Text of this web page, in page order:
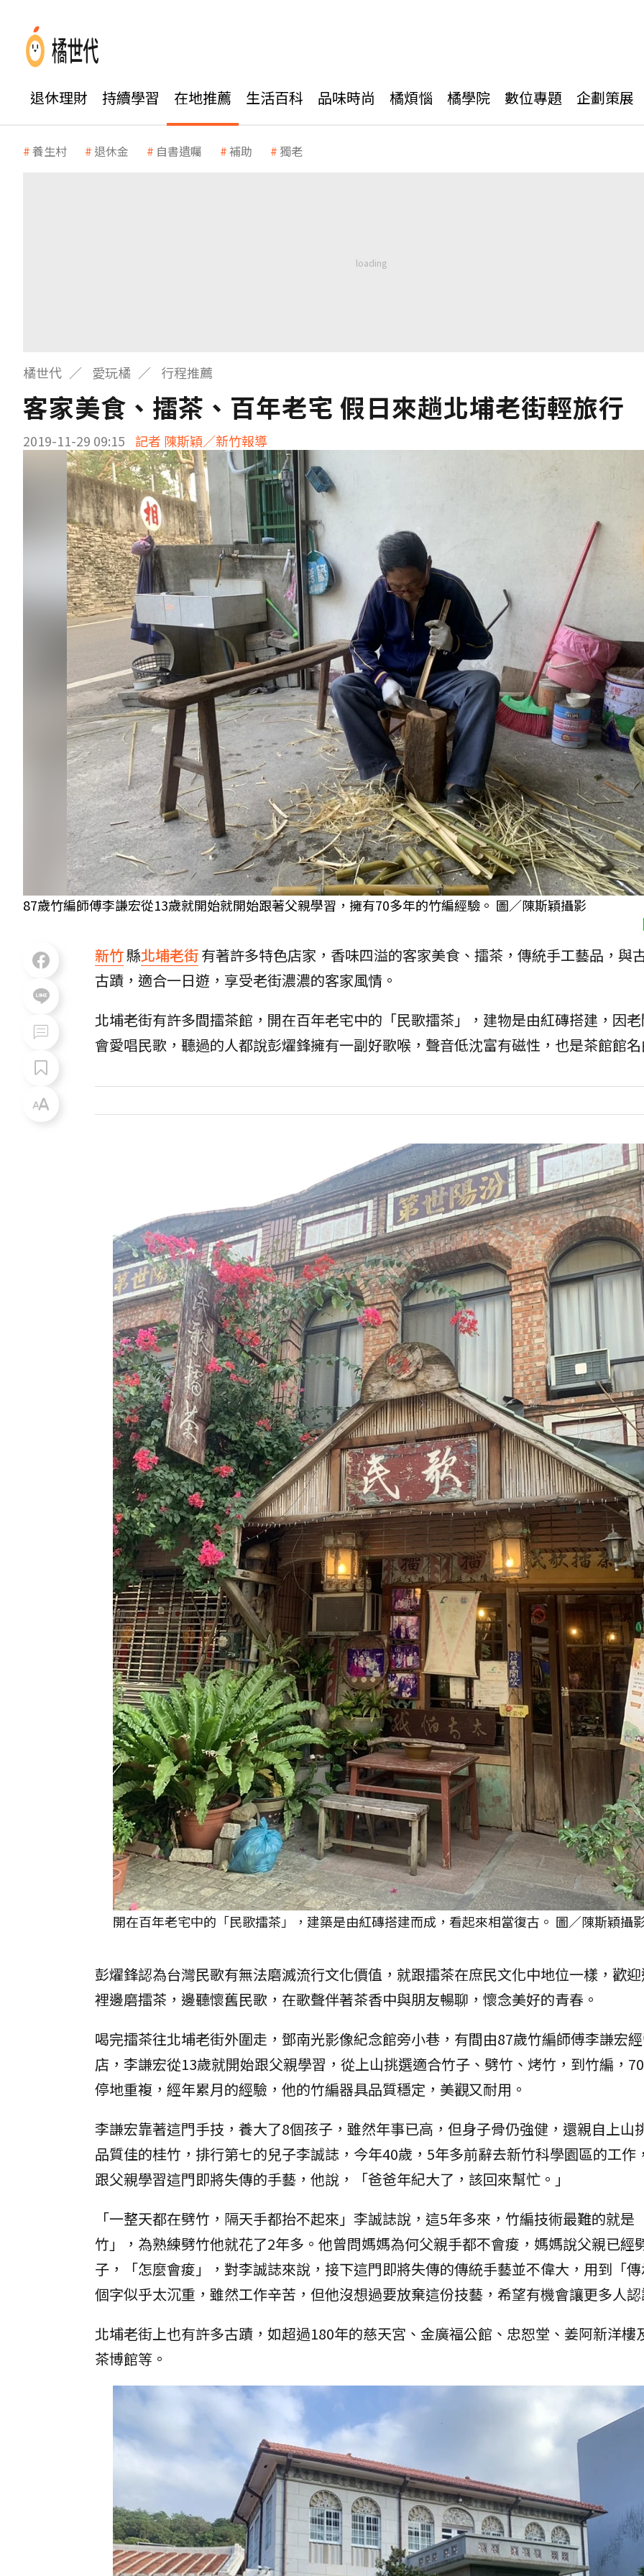
退休理財 持續學習 在地推薦 生活百科 品味時尚 橘煩惱 橘學院 數位專題 企劃策展
養生村 退休金 自書遺囑 補助 獨老
橘世代 愛玩橘 行程推薦
客家美食、擂茶、百年老宅 假日來趟北埔老街輕旅行
2019-11-29 09:15 記者 陳斯穎／新竹報導
87歲竹編師傅李謙宏從13歲就開始就開始跟著父親學習，擁有70多年的竹編經驗。 圖／陳斯穎攝影
新竹縣北埔老街有著許多特色店家，香味四溢的客家美食、擂茶，傳統手工藝品，與
古蹟，適合一日遊，享受老街濃濃的客家風情。
北埔老街有許多間擂茶館，開在百年老宅中的「民歌擂茶」，建物是由紅磚搭建，因
會愛唱民歌，聽過的人都說彭燿鋒擁有一副好歌喉，聲音低沈富有磁性，也是茶館館
開在百年老宅中的「民歌擂茶」，建築是由紅磚搭建而成，看起來相當復古。 圖／陳斯穎攝
彭燿鋒認為台灣民歌有無法磨滅流行文化價值，就跟擂茶在庶民文化中地位一樣，歡
裡邊磨擂茶，邊聽懷舊民歌，在歌聲伴著茶香中與朋友暢聊，懷念美好的青春。
喝完擂茶往北埔老街外圍走，鄧南光影像紀念館旁小巷，有間由87歲竹編師傅李謙宏
店，李謙宏從13歲就開始跟父親學習，從上山挑選適合竹子、劈竹、烤竹，到竹編，
停地重複，經年累月的經驗，他的竹編器具品質穩定，美觀又耐用。
李謙宏靠著這門手技，養大了8個孩子，雖然年事已高，但身子骨仍強健，還親自上山
品質佳的桂竹，排行第七的兒子李誠誌，今年40歲，5年多前辭去新竹科學園區的工作
跟父親學習這門即將失傳的手藝，他說，「爸爸年紀大了，該回來幫忙。」
「一整天都在劈竹，隔天手都抬不起來」李誠誌說，這5年多來，竹編技術最難的就是
竹」，為熟練劈竹他就花了2年多。他曾問媽媽為何父親手都不會痠，媽媽說父親已經
子，「怎麼會痠」，對李誠誌來說，接下這門即將失傳的傳統手藝並不偉大，用到「
個字似乎太沉重，雖然工作辛苦，但他沒想過要放棄這份技藝，希望有機會讓更多人
北埔老街上也有許多古蹟，如超過180年的慈天宮、金廣福公館、忠恕堂、姜阿新洋樓
茶博館等。